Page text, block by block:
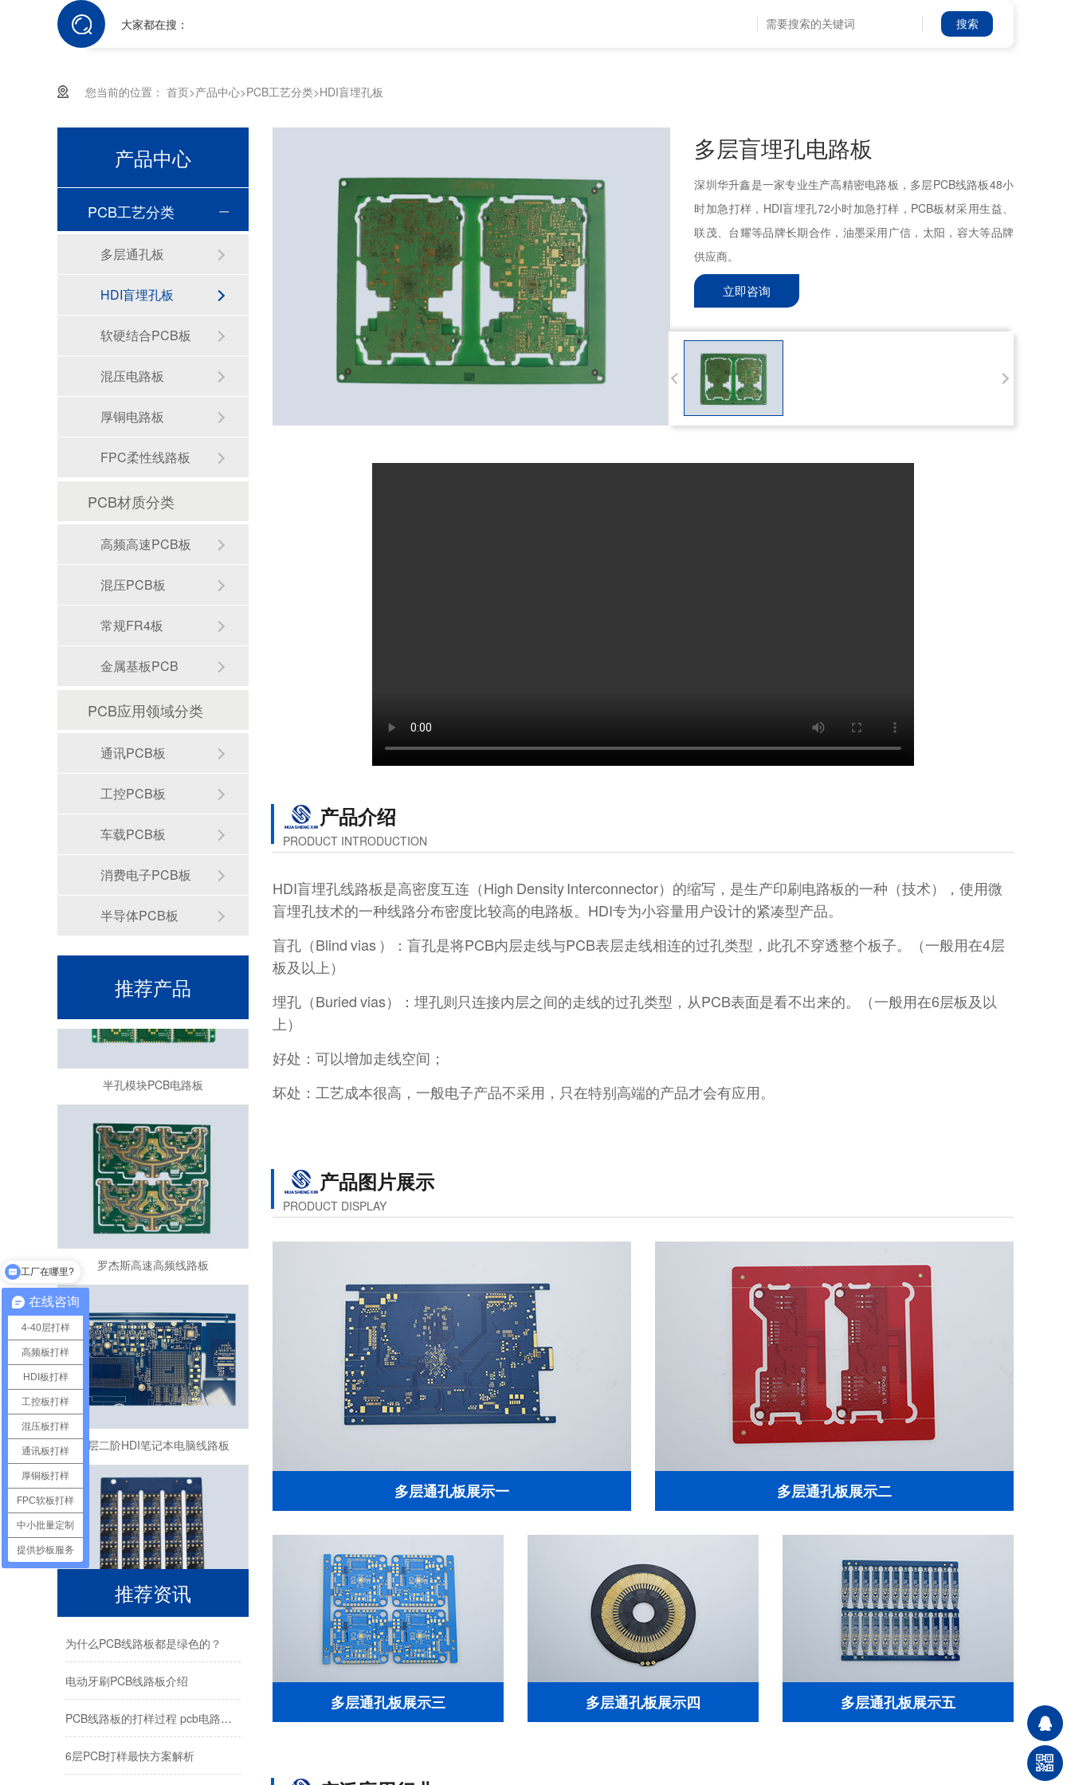
大家都在搜：
您当前的位置： 首页>产品中心>PCB工艺分类>HDI盲埋孔板
多层盲埋孔电路板
深圳华升鑫是一家专业生产高精密电路板，多层PCB线路板48小
时加急打样，HDI盲埋孔72小时加急打样，PCB板材采用生益、
联茂、台耀等品牌长期合作，油墨采用广信，太阳，容大等品牌
供应商。
立即咨询
产品介绍
PRODUCT INTRODUCTION
HDI盲埋孔线路板是高密度互连（High Density Interconnector）的缩写，是生产印刷电路板的一种（技术），使用微
盲埋孔技术的一种线路分布密度比较高的电路板。HDI专为小容量用户设计的紧凑型产品。
盲孔（Blind vias ）：盲孔是将PCB内层走线与PCB表层走线相连的过孔类型，此孔不穿透整个板子。（一般用在4层
板及以上）
埋孔（Buried vias）：埋孔则只连接内层之间的走线的过孔类型，从PCB表面是看不出来的。（一般用在6层板及以
上）
好处：可以增加走线空间；
坏处：工艺成本很高，一般电子产品不采用，只在特别高端的产品才会有应用。
产品图片展示
PRODUCT DISPLAY
多层通孔板展示一 多层通孔板展示二
多层通孔板展示三 多层通孔板展示四 多层通孔板展示五
产品中心
PCB工艺分类
多层通孔板
HDI盲埋孔板
软硬结合PCB板
混压电路板
厚铜电路板
FPC柔性线路板
PCB材质分类
高频高速PCB板
混压PCB板
常规FR4板
金属基板PCB
PCB应用领域分类
通讯PCB板
工控PCB板
车载PCB板
消费电子PCB板
半导体PCB板
推荐产品
六层一阶PCB光电鼠标电路板
罗杰斯高速高频线路板
八层二阶HDI笔记本电脑线路板
六层一阶PCB光电鼠标电路板
半孔模块PCB电路板
推荐资讯
为什么PCB线路板都是绿色的？
电动牙刷PCB线路板介绍
PCB线路板的打样过程 pcb电路板打样步骤解析
6层PCB打样最快方案解析
在线咨询
4-40层打样
高频板打样
HDI板打样
工控板打样
混压板打样
通讯板打样
厚铜板打样
FPC软板打样
中小批量定制
提供抄板服务
工厂在哪里?